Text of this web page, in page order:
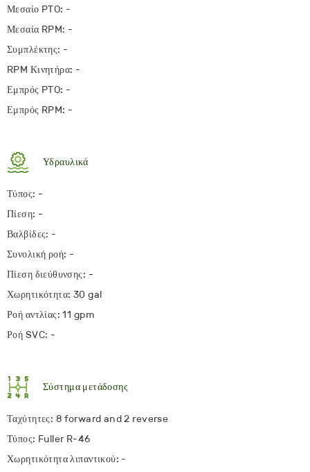
Μεσαίο PTO: -
Μεσαία RPM: -
Συμπλέκτης: -
RPM Κινητήρα: -
Εμπρός PTO: -
Εμπρός RPM: -
Υδραυλικά
Τύπος: -
Πίεση: -
Βαλβίδες: -
Συνολική ροή: -
Πίεση διεύθυνσης: -
Χωρητικότητα: 30 gal
Ροή αντλίας: 11 gpm
Ροή SVC: -
Σύστημα μετάδοσης
Ταχύτητες: 8 forward and 2 reverse
Τύπος: Fuller R-46
Χωρητικότητα λιπαντικού: -